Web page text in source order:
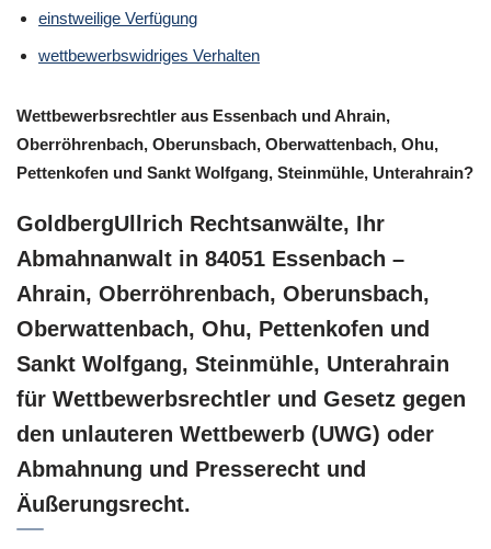
einstweilige Verfügung
wettbewerbswidriges Verhalten
Wettbewerbsrechtler aus Essenbach und Ahrain,
Oberröhrenbach, Oberunsbach, Oberwattenbach, Ohu,
Pettenkofen und Sankt Wolfgang, Steinmühle, Unterahrain?
GoldbergUllrich Rechtsanwälte, Ihr
Abmahnanwalt in 84051 Essenbach –
Ahrain, Oberröhrenbach, Oberunsbach,
Oberwattenbach, Ohu, Pettenkofen und
Sankt Wolfgang, Steinmühle, Unterahrain
für Wettbewerbsrechtler und Gesetz gegen
den unlauteren Wettbewerb (UWG) oder
Abmahnung und Presserecht und
Äußerungsrecht.